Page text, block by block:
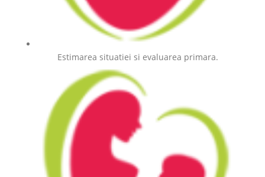
Estimarea situatiei si evaluarea primara.